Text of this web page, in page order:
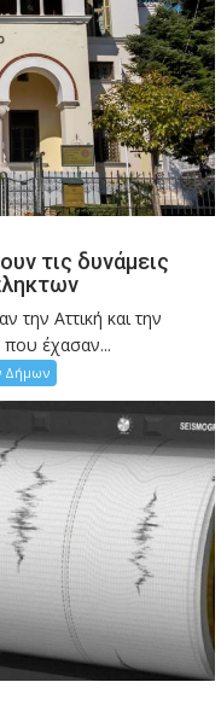
τις δυνάμεις
την Αττική και την
έχασαν...
Δήμων